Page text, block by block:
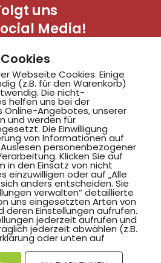
uns
Media!
2008
Südbad 9,
Hamm
2008 e.V.
Webseite Cookies. Einige
(z.B. für den Warenkorb)
Die nicht-
helfen uns bei der
Online-Angebotes, unserer
und werden für
Die Einwilligung
von Informationen auf
personenbezogener
Klicken Sie auf
in den Einsatz von nicht
einzuwilligen oder auf „Alle
anders entscheiden. Sie
verwalten“ detaillierte
uns eingesetzten Arten von
deren Einstellungen aufrufen.
jederzeit aufrufen und
jederzeit abwählen (z.B.
oder unten auf